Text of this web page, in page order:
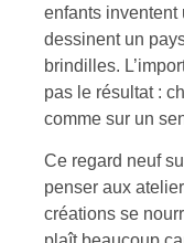
enfants inventent
dessinent un
brindilles.
pas le résultat :
comme sur un
Ce regard neuf
penser aux
créations se